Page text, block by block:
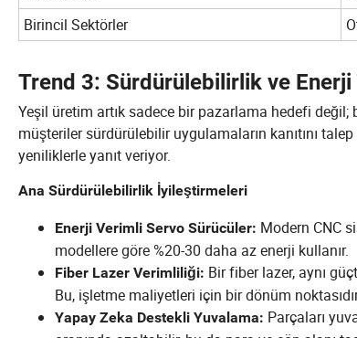
Birincil Sektörler
Trend 3: Sürdürülebilirlik ve
Yeşil üretim artık sadece bir pazarlama hedefi
müşteriler sürdürülebilir uygulamaların kanıtını
yeniliklerle yanıt veriyor.
Ana Sürdürülebilirlik İyileştirmeleri
Enerji Verimli Servo Sürücüler: Modern CNC
modellere göre %20-30 daha az enerji kullanır.
Fiber Lazer Verimliliği: Bir fiber lazer, aynı
Bu, işletme maliyetleri için bir dönüm
Yapay Zeka Destekli Yuvalama: Parçaları